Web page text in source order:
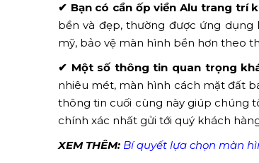
✔ Bạn có cần ốp viền Alu trang trí
bền và đẹp, thường được ứng
mỹ, bảo vệ màn hình bền hơn theo
✔ Một số thông tin quan trọng
nhiêu mét, màn hình cách mặt đất
thông tin cuối cùng này giúp chúng
chính xác nhất gửi tới quý khách
XEM THÊM: Bí quyết lựa chọn màn